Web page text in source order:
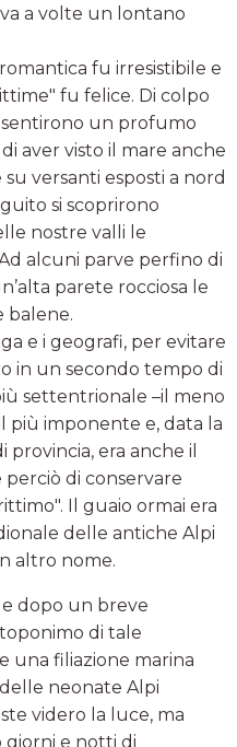
a volte un lontano
fu irresistibile e
fu felice. Di colpo
un profumo
aver visto il mare anche
versanti esposti a nord
si scoprirono
nostre valli le
alcuni parve perfino di
parete rocciosa le
balene.
e i geografi, per evitare
in un secondo tempo di
settentrionale –il meno
più imponente e, data la
era anche il
di conservare
Il guaio ormai era
delle antiche Alpi
altro nome.
dopo un breve
di tale
una filiazione marina
neonate Alpi
videro la luce, ma
e notti di